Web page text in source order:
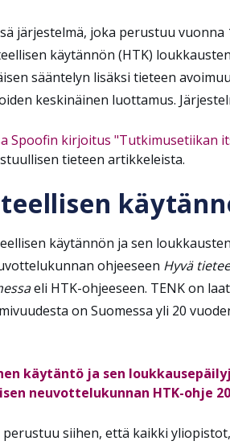
järjestelmä, joka perustuu
käytännön (HTK)
sääntelyn lisäksi tieteen
keskinäinen luottamus.
Spoofin kirjoitus "Tutkimusetiikan
tieteen artikkeleista.
käytännön ja sen
ohjeeseen Hyvä
eli HTK-ohjeeseen. TENK on
on Suomessa yli 20
käytäntö ja sen
neuvottelukunnan HTK-ohje
siihen, että kaikki